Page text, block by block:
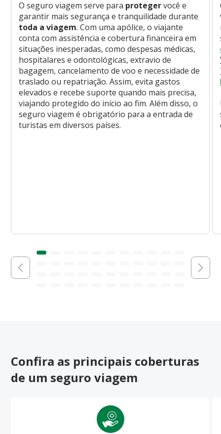
O seguro viagem serve para protegervocê e
garantir mais segurança e tranquilidade durante
toda a viagem. Com uma apólice, o viajante
conta com assistência e cobertura financeira em
situações inesperadas, como despesas médicas,
hospitalares e odontológicas, extravio de
bagagem, cancelamento de voo e necessidade de
traslado ou repatriação. Assim, evita gastos
elevados e recebe suporte quando mais precisa,
viajando protegido do início ao fim. Além disso, o
seguro viagem é obrigatório para a entrada de
turistas em diversos países.
Confira as principais coberturas
de um seguro viagem